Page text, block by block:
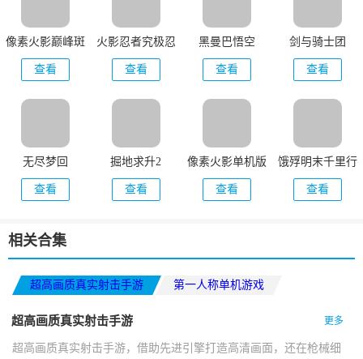
像素火影巅峰斑
版本
查看
火影忍者究极忍
者风暴
查看
黑曼巴悟空
查看
剑与骑士团
查看
无尽梦回
查看
掘地求升2
查看
像素火影单机版
查看
饿殍明末千里行
查看
相关合集
超高画质真实射击手游 第一人称单机游戏
超高画质真实射击手游 更多
超高画质真实射击手游，借助先进引擎打造高清画面，还在枪械细